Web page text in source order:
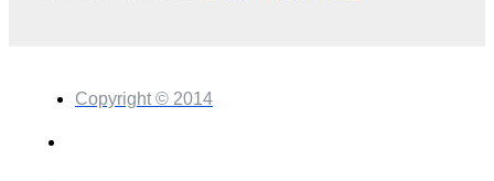
Copyright © 2014